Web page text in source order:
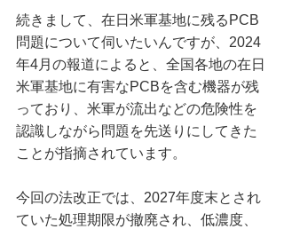
続きまして、在日米軍基地に残るPCB
問題について伺いたいんですが、2024
年4月の報道によると、全国各地の在日
米軍基地に有害なPCBを含む機器が残
っており、米軍が流出などの危険性を
認識しながら問題を先送りにしてきた
ことが指摘されています。
今回の法改正では、2027年度末とされ
ていた処理期限が撤廃され、低濃度、